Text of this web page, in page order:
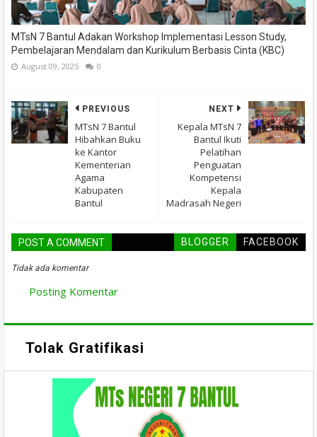
MTsN 7 Bantul Adakan Workshop Implementasi Lesson Study,
Pembelajaran Mendalam dan Kurikulum Berbasis Cinta (KBC)
August 09, 2025 0
NEXT
Kepala MTsN 7
Bantul Ikuti
Pelatihan
Penguatan
Kompetensi
Kepala
Madrasah Negeri
PREVIOUS
MTsN 7 Bantul
Hibahkan Buku
ke Kantor
Kementerian
Agama
Kabupaten
Bantul
POST A COMMENT BLOGGER FACEBOOK
Tidak ada komentar
Posting Komentar
Tolak Gratifikasi